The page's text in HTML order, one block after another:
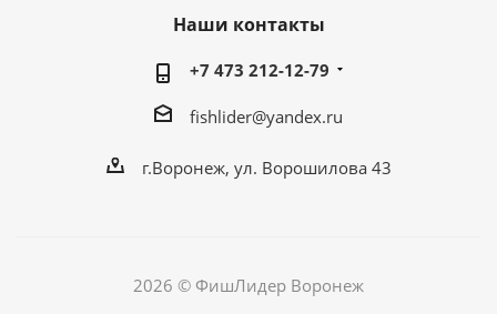
Наши контакты
+7 473 212-12-79
fishlider@yandex.ru
г.Воронеж, ул. Ворошилова 43
2026 © ФишЛидер Воронеж